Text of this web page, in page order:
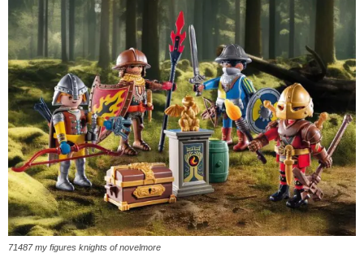
71487 my figures knights of novelmore